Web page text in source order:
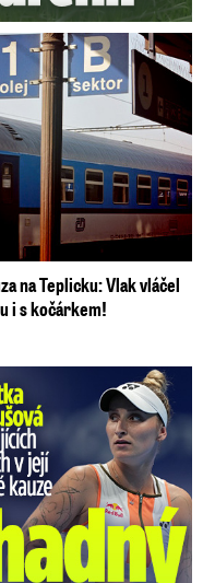
na Teplicku: Vlak vláčel
i s kočárkem!
kauze: Záhadný vzkaz!